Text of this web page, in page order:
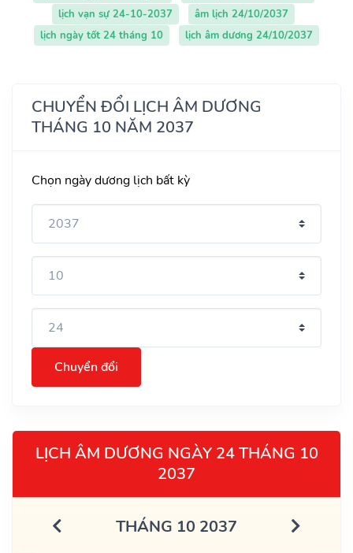
lịch vạn sự 24-10-2037
âm lịch 24/10/2037
lịch ngày tốt 24 tháng 10
lịch âm dương 24/10/2037
CHUYỂN ĐỔI LỊCH ÂM DƯƠNG
THÁNG 10 NĂM 2037
Chọn ngày dương lịch bất kỳ
Chuyển đổi
LỊCH ÂM DƯƠNG NGÀY 24 THÁNG 10
2037
THÁNG 10 2037